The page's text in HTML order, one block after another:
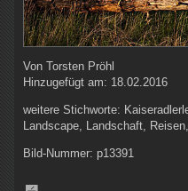
Von Torsten Pröhl
Hinzugefügt am: 18.02.2016
weitere Stichworte:
Landscape, Landschaft,
Bild-Nummer: p13391